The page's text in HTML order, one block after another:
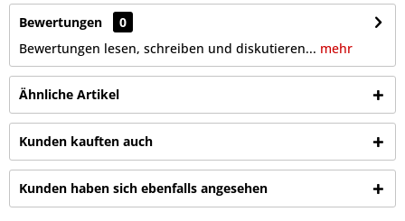
Bewertungen
0
Bewertungen lesen, schreiben und diskutieren... mehr
Ähnliche Artikel
Kunden kauften auch
Kunden haben sich ebenfalls angesehen